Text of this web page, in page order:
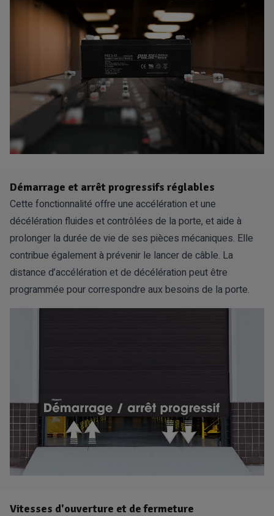
Démarrage et arrêt progressifs réglables
Cette fonctionnalité offre une accélération et une
décélération fluides et contrôlées de la porte, et aide à
prolonger la durée de vie de ses pièces mécaniques. Elle
contribue également à prévenir le lancer de câble. La
distance d’accélération et de décélération peut être
programmée pour correspondre aux besoins de la porte.
Vitesses d'ouverture et de fermeture